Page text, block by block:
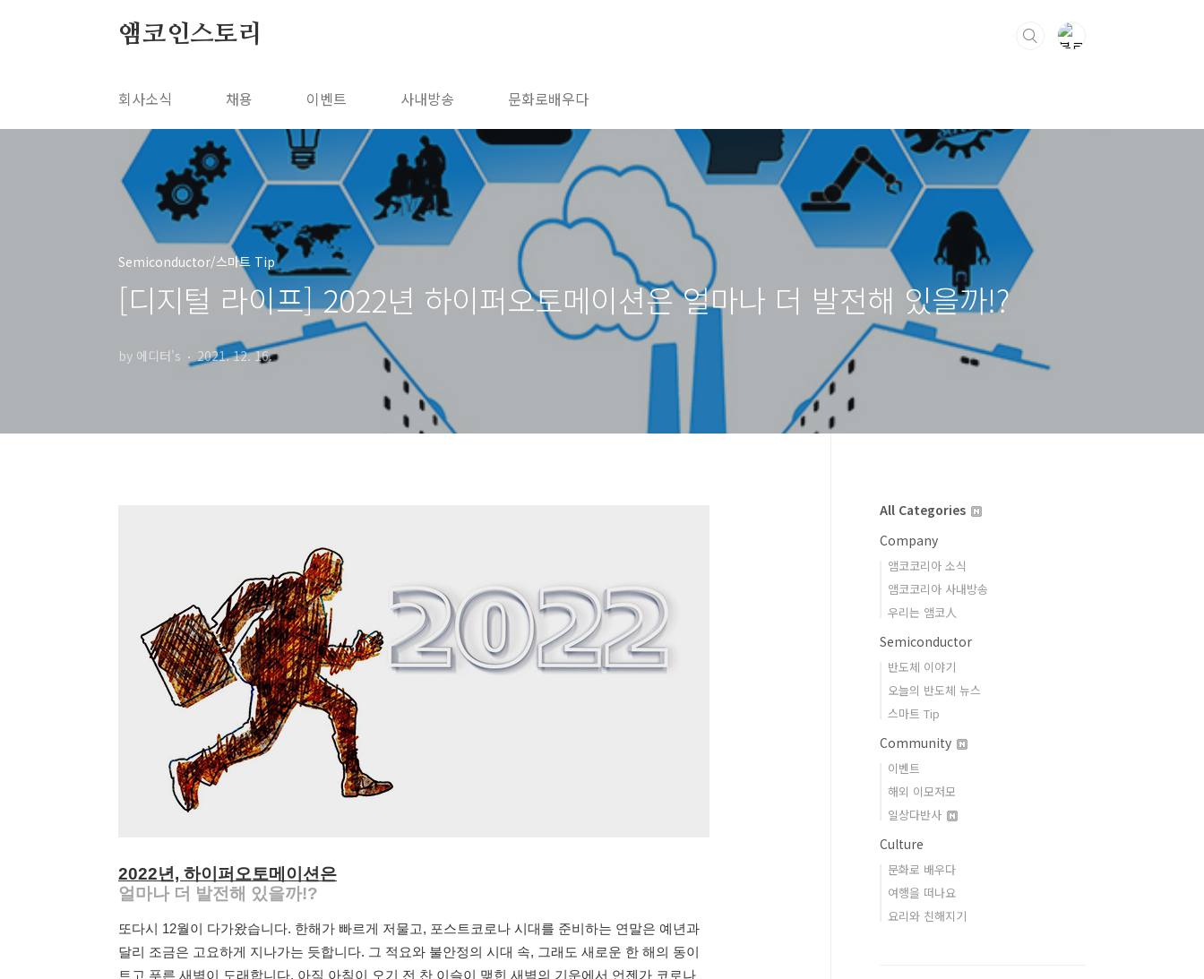
앰코인스토리
회사소식 채용 이벤트 사내방송 문화로배우다
Semiconductor/스마트 Tip
[디지털 라이프] 2022년 하이퍼오토메이션은 얼마나 더 발전해 있을까!?
by 에디터's 2021. 12. 16.
2022년, 하이퍼오토메이션은
얼마나 더 발전해 있을까!?
또다시 12월이 다가왔습니다. 한해가 빠르게 저물고, 포스트코로나 시대를 준비하는 연말은 예년과
달리 조금은 고요하게 지나가는 듯합니다. 그 적요와 불안정의 시대 속, 그래도 새로운 한 해의 동이
트고 푸른 새벽이 도래합니다. 아직 아침이 오기 전 찬 이슬이 맺힌 새벽의 기운에서 언젠가 코로나
All Categories
Company
앰코코리아 소식
앰코코리아 사내방송
우리는 앰코人
Semiconductor
반도체 이야기
오늘의 반도체 뉴스
스마트 Tip
Community
이벤트
해외 이모저모
일상다반사
Culture
문화로 배우다
여행을 떠나요
요리와 친해지기